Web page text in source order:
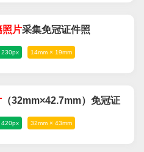
照片采集免冠证件照
230px 14mm × 19mm
（32mm×42.7mm）免冠证
照
32mm × 43mm